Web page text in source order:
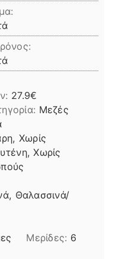
27.9
Μεζές
Χωρίς
Χωρίς
Θαλασσινά/
Μερίδες: 6